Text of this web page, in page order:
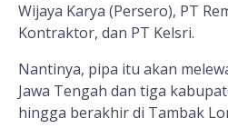
Wijaya Karya (Persero), PT
Kontraktor, dan PT Kelsri.
Nantinya, pipa itu akan
Jawa Tengah dan tiga
hingga berakhir di Tambak